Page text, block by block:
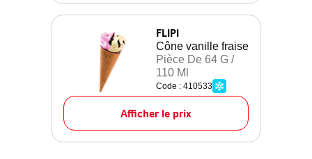
FLIPI
Cône vanille fraise
Pièce De 64 G /
110 Ml
Code : 410533
Afficher le prix